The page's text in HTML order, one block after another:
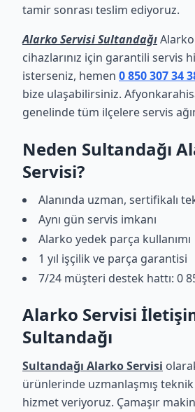
tamir sonrası teslim ediyoruz.
Alarko Servisi Sultandağı
cihazlarınız için garantili servis
isterseniz, hemen 0 850 307 34
bize ulaşabilirsiniz.
genelinde tüm ilçelere servis
Neden Sultandağı
Servisi?
Alanında uzman, sertifikalı
Aynı gün servis imkanı
Alarko yedek parça kullanımı
1 yıl işçilik ve parça garantisi
7/24 müşteri destek hattı: 0
Alarko Servisi
Sultandağı
Sultandağı Alarko Servisi
ürünlerinde uzmanlaşmış
hizmet veriyoruz. Çamaşır